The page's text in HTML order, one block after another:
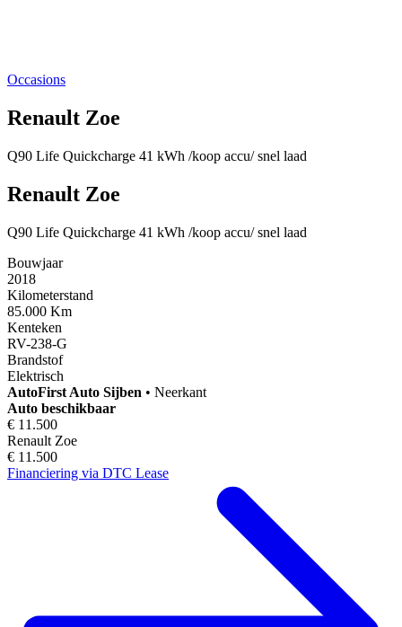
Occasions
Renault Zoe
Q90 Life Quickcharge 41 kWh /koop accu/ snel laad
Renault Zoe
Q90 Life Quickcharge 41 kWh /koop accu/ snel laad
Bouwjaar
2018
Kilometerstand
85.000 Km
Kenteken
RV-238-G
Brandstof
Elektrisch
AutoFirst Auto Sijben • Neerkant
Auto beschikbaar
€ 11.500
Renault Zoe
€ 11.500
Financiering via DTC Lease